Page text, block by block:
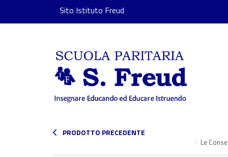
Sito Istituto Freud
PRODOTTO PRECEDENTE
Le